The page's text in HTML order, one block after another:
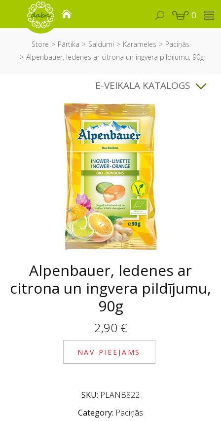
0
Store Pārtika Saldumi Karameles
Paciņās
Alpenbauer, ledenes ar citrona un ingvera pildījumu, 90g
E-VEIKALA KATALOGS
Alpenbauer, ledenes ar
citrona un ingvera pildījumu,
90g
2,90 €
NAV PIEEJAMS
SKU: PLANB822
Category: Paciņās